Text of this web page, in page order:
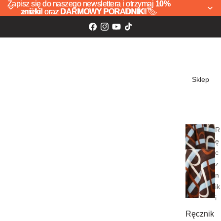
Zapisz się do naszego newslettera i otrzymaj 10%
zniżki! oraz DARMOWY PORADNIK!🏷️
Zapisz się do naszego newslettera i otrzymaj 10%
zniżki! oraz DARMOWY PORADNIK! 🏷️
Sklep
R
ę
c
z
n
ik
i
Ręcznik